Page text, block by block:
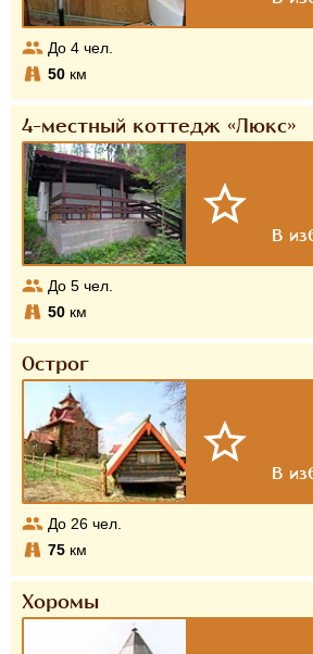
До 4 чел.
50 км
4-местный коттедж «Люкс»
До 5 чел.
50 км
Острог
До 26 чел.
75 км
Хоромы